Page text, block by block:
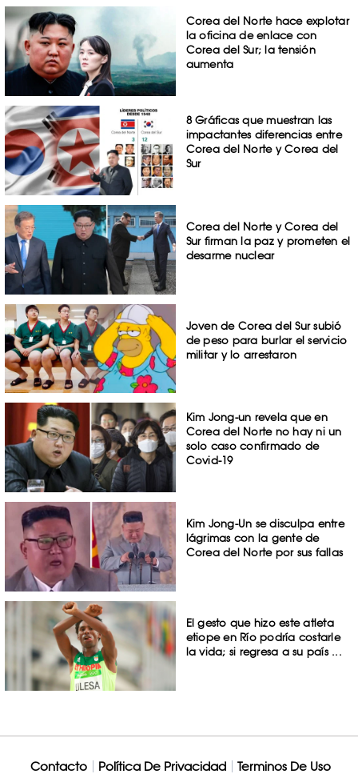
Corea del Norte hace explotar
la oficina de enlace con
Corea del Sur; la tensión
aumenta
8 Gráficas que muestran las
impactantes diferencias entre
Corea del Norte y Corea del
Sur
Corea del Norte y Corea del
Sur firman la paz y prometen el
desarme nuclear
Joven de Corea del Sur subió
de peso para burlar el servicio
militar y lo arrestaron
Kim Jong-un revela que en
Corea del Norte no hay ni un
solo caso confirmado de
Covid-19
Kim Jong-Un se disculpa entre
lágrimas con la gente de
Corea del Norte por sus fallas
El gesto que hizo este atleta
etiope en Río podría costarle
la vida; si regresa a su país ...
Contacto Política De Privacidad Terminos De Uso